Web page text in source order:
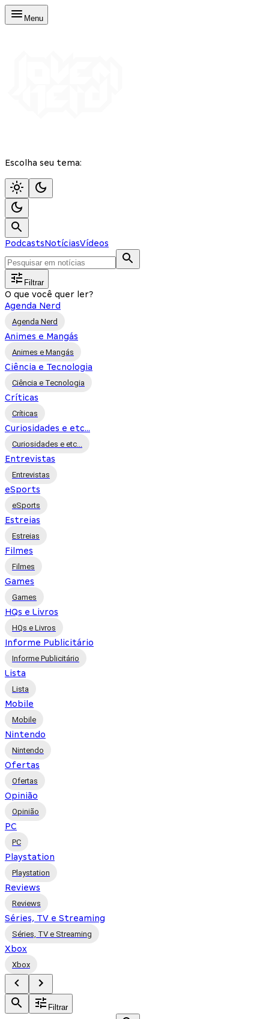
Menu
Escolha seu tema:
PodcastsNotíciasVídeos
Filtrar
O que você quer ler?
Agenda Nerd
Agenda Nerd
Animes e Mangás
Animes e Mangás
Ciência e Tecnologia
Ciência e Tecnologia
Críticas
Críticas
Curiosidades e etc...
Curiosidades e etc...
Entrevistas
Entrevistas
eSports
eSports
Estreias
Estreias
Filmes
Filmes
Games
Games
HQs e Livros
HQs e Livros
Informe Publicitário
Informe Publicitário
Lista
Lista
Mobile
Mobile
Nintendo
Nintendo
Ofertas
Ofertas
Opinião
Opinião
PC
PC
Playstation
Playstation
Reviews
Reviews
Séries, TV e Streaming
Séries, TV e Streaming
Xbox
Xbox
Filtrar